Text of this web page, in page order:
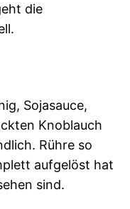
die
Sojasauce,
Knoblauch
Rühre so
aufgelöst hat
sind.